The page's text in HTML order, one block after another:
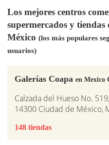
Los mejores centros
supermercados y tiendas
México (los más populares
usuarios)
Galerías Coapa en Mexico
Calzada del Hueso No.
14300 Ciudad de México,
148 tiendas